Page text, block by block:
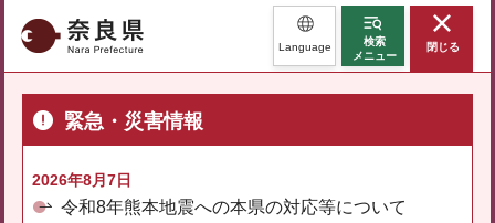
奈良県 Language
検索
メニュー
閉じる
緊急・災害情報
2026年8月7日
令和8年熊本地震への本県の対応等について